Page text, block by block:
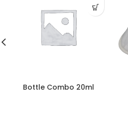
Bottle Combo 20ml